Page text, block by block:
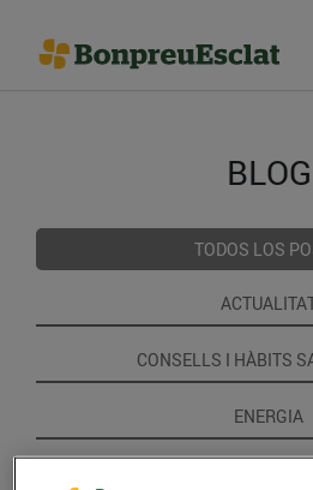
BLOG
TODOS LOS
CONSELLS I HÀBITS
ENERGIA